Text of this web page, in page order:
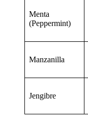
Menta
(Peppermint)
Manzanilla
Jengibre